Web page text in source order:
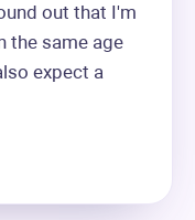
out that I'm
the same age
expect a